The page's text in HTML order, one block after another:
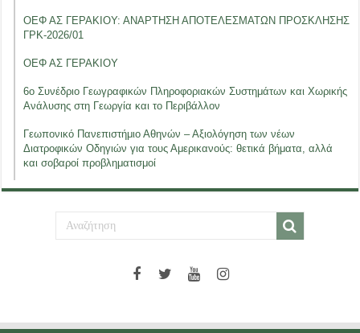
ΟΕΦ ΑΣ ΓΕΡΑΚΙΟΥ: ΑΝΑΡΤΗΣΗ ΑΠΟΤΕΛΕΣΜΑΤΩΝ ΠΡΟΣΚΛΗΣΗΣ
ΓΡΚ-2026/01
ΟΕΦ ΑΣ ΓΕΡΑΚΙΟΥ
6ο Συνέδριο Γεωγραφικών Πληροφοριακών Συστημάτων και Χωρικής
Ανάλυσης στη Γεωργία και το Περιβάλλον
Γεωπονικό Πανεπιστήμιο Αθηνών – Αξιολόγηση των νέων
Διατροφικών Οδηγιών για τους Αμερικανούς: θετικά βήματα, αλλά
και σοβαροί προβληματισμοί